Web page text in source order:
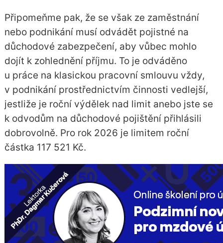
Připomeňme pak, že se však ze zaměstnání
nebo podnikání musí odvádět pojistné na
důchodové zabezpečení, aby vůbec mohlo
dojít k zohlednění příjmu. To je odváděno
u práce na klasickou pracovní smlouvu vždy,
v podnikání prostřednictvím činnosti vedlejší,
jestliže je roční výdělek nad limit anebo jste se
k odvodům na důchodové pojištění přihlásili
dobrovolně. Pro rok 2026 je limitem roční
částka 117 521 Kč.